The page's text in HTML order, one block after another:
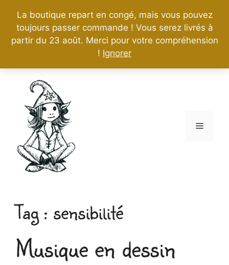
La boutique repart en congé, mais vous pouvez
toujours passer commande ! Vous serez livrés à
partir du 23 août. Merci pour votre compréhension
! Ignorer
Menu
sensibilité
Musique en dessin